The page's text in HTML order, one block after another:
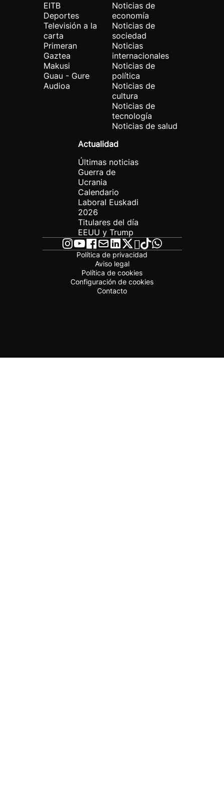
EITB
Deportes
Televisión a la
carta
Primeran
Gaztea
Makusi
Guau - Gure
Audioa
Noticias de
economía
Noticias de
sociedad
Noticias
internacionales
Noticias de
política
Noticias de
cultura
Noticias de
tecnología
Noticias de salud
Actualidad
Últimas noticias
Guerra de
Ucrania
Calendario
Laboral Euskadi
2026
Titulares del día
EEUU y Trump
Política de privacidad
Aviso legal
Política de cookies
Configuración de cookies
Contacto